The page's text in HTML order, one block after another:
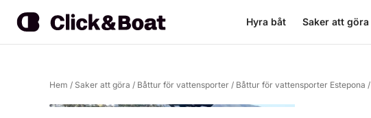
Hyra båt Saker att göra
Hem / Saker att göra / Båttur för vattensporter / Båttur för vattensporter Estepona /